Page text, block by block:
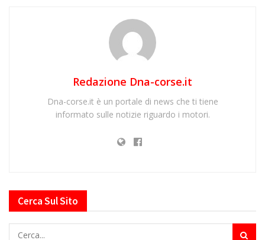
Redazione Dna-corse.it
Dna-corse.it è un portale di news che ti tiene
informato sulle notizie riguardo i motori.
Cerca Sul Sito